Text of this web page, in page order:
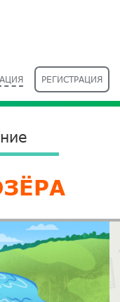
РЕГИСТРАЦИЯ